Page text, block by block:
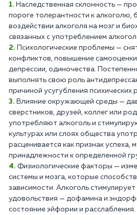
Наследственная склонность —
пороге толерантности к алкоголю,
воздействии алкоголя на мозг и
связанных с употреблением
Психологические проблемы —
конфликтов, повышение
депрессии, одиночества.
выполнять свою роль
причиной усугубления психических
Влияние окружающей среды —
сверстников, друзей, коллег или
употребляют алкоголь и
культурах или слоях общества
расценивается как признак успеха,
принадлежности к определенной
Физиологические факторы —
системы и мозга, которые
зависимости. Алкоголь
удовольствия — дофамина и
состояние эйфории и